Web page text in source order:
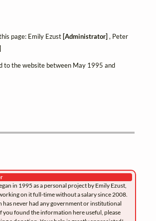
page: Emily Ezust[Administrator], Peter
to the website between May 1995 and
in 1995 as a personal project by Emily Ezust,
on it full-time without a salary since 2008.
has never had any government or institutional
you found the information here useful, please